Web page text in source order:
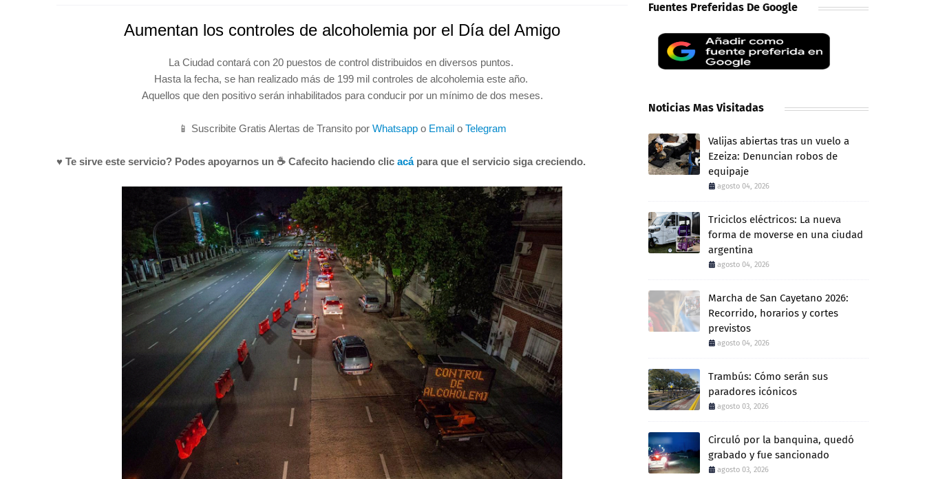
Aumentan los controles de alcoholemia por el Día del Amigo
La Ciudad contará con 20 puestos de control distribuidos en diversos puntos.
Hasta la fecha, se han realizado más de 199 mil controles de alcoholemia este año.
Aquellos que den positivo serán inhabilitados para conducir por un mínimo de dos meses.
📱 Suscribite Gratis Alertas de Transito por Whatsappo Emailo Telegram
♥ Te sirve este servicio? Podes apoyarnos un ☕ Cafecito haciendo clic acápara que el servicio siga creciendo.
Fuentes Preferidas De Google
Noticias Mas Visitadas
Valijas abiertas tras un vuelo a
Ezeiza: Denuncian robos de
equipaje
agosto 04, 2026
Triciclos eléctricos: La nueva
forma de moverse en una ciudad
argentina
agosto 04, 2026
Marcha de San Cayetano 2026:
Recorrido, horarios y cortes
previstos
agosto 04, 2026
Trambús: Cómo serán sus
paradores icónicos
agosto 03, 2026
Circuló por la banquina, quedó
grabado y fue sancionado
agosto 03, 2026